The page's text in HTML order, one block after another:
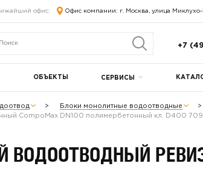
офис: Офис компании: г. Москва, улица Миклухо-
+7
ОБЪЕКТЫ СЕРВИСЫ
Блоки монолитные водоотводные
CompoMax DN100 полимербетонный кл. D400